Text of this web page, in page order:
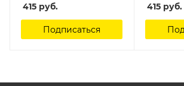
415 руб.
Подписаться
415 руб.